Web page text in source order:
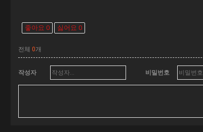
좋아요 0 싫어요 0
전체 0개
작성자 비밀번호